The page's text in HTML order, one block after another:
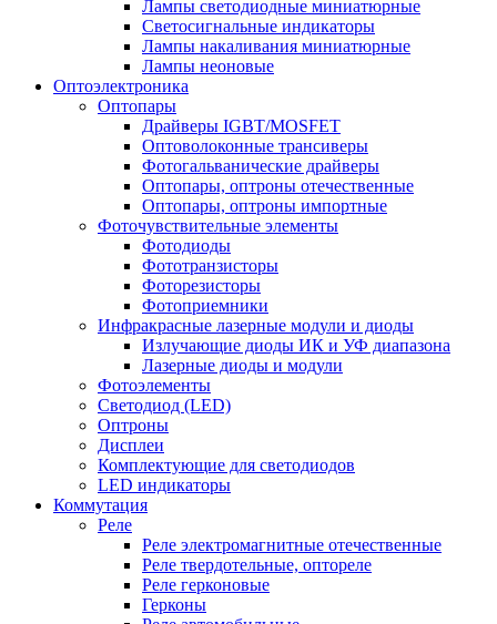
Лампы светодиодные миниатюрные
Светосигнальные индикаторы
Лампы накаливания миниатюрные
Лампы неоновые
Оптоэлектроника
Оптопары
Драйверы IGBT/MOSFET
Оптоволоконные трансиверы
Фотогальванические драйверы
Оптопары, оптроны отечественные
Оптопары, оптроны импортные
Фоточувствительные элементы
Фотодиоды
Фототранзисторы
Фоторезисторы
Фотоприемники
Инфракрасные лазерные модули и диоды
Излучающие диоды ИК и УФ диапазона
Лазерные диоды и модули
Фотоэлементы
Светодиод (LED)
Оптроны
Дисплеи
Комплектующие для светодиодов
LED индикаторы
Коммутация
Реле
Реле электромагнитные отечественные
Реле твердотельные, оптореле
Реле герконовые
Герконы